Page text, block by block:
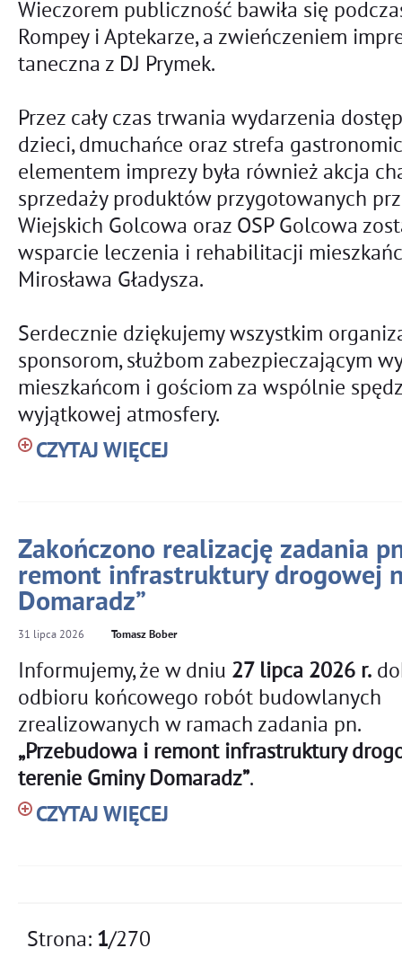
Wieczorem publiczność bawiła się
Rompey i Aptekarze, a zwieńczeniem
taneczna z DJ Prymek.
Przez cały czas trwania wydarzenia
dzieci, dmuchańce oraz strefa
elementem imprezy była również akcja
sprzedaży produktów przygotowanych
Wiejskich Golcowa oraz OSP Golcowa
wsparcie leczenia i rehabilitacji
Mirosława Gładysza.
Serdecznie dziękujemy wszystkim
sponsorom, służbom zabezpieczającym
mieszkańcom i gościom za wspólnie
wyjątkowej atmosfery.
CZYTAJ WIĘCEJ
Zakończono realizację zadania
remont infrastruktury drogowej
Domaradz”
31 lipca 2026 Tomasz Bober
Informujemy, że w dniu 27 lipca 2026 r.
odbioru końcowego robót budowlanych
zrealizowanych w ramach zadania pn.
„Przebudowa i remont infrastruktury
terenie Gminy Domaradz”.
CZYTAJ WIĘCEJ
Strona: 1/270